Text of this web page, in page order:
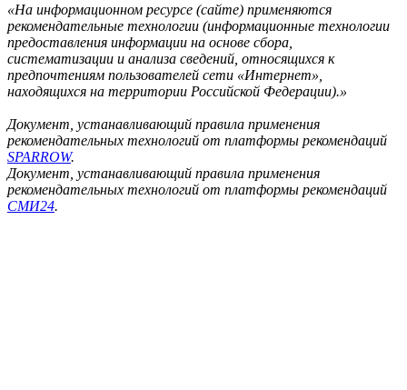
«На информационном ресурсе (сайте) применяются
рекомендательные технологии (информационные технологии
предоставления информации на основе сбора,
систематизации и анализа сведений, относящихся к
предпочтениям пользователей сети «Интернет»,
находящихся на территории Российской Федерации).»
Документ, устанавливающий правила применения
рекомендательных технологий от платформы рекомендаций
SPARROW.
Документ, устанавливающий правила применения
рекомендательных технологий от платформы рекомендаций
СМИ24.